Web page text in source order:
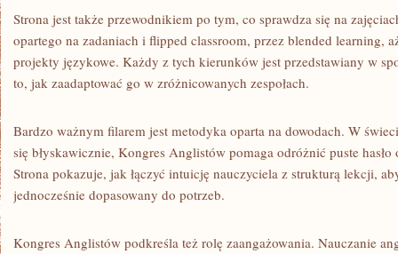
Strona jest także przewodnikiem po tym, co sprawdza się na
opartego na zadaniach i flipped classroom, przez blended learning,
projekty językowe. Każdy z tych kierunków jest przedstawiany w
to, jak zaadaptować go w zróżnicowanych zespołach.
Bardzo ważnym filarem jest metodyka oparta na dowodach. W
się błyskawicznie, Kongres Anglistów pomaga odróżnić puste
Strona pokazuje, jak łączyć intuicję nauczyciela z strukturą lekcji,
jednocześnie dopasowany do potrzeb.
Kongres Anglistów podkreśla też rolę zaangażowania. Nauczanie